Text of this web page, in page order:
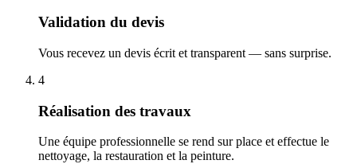
Validation du devis
Vous recevez un devis écrit et transparent — sans surprise.
4
Réalisation des travaux
Une équipe professionnelle se rend sur place et effectue le
nettoyage, la restauration et la peinture.